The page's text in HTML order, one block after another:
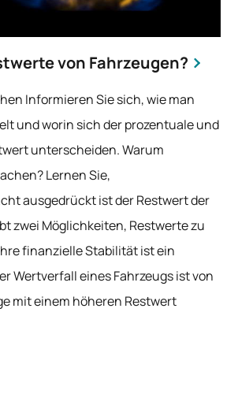
von Fahrzeugen?
Informieren Sie sich, wie man
und worin sich der prozentuale und
unterscheiden. Warum
Lernen Sie,
ausgedrückt ist der Restwert der
zwei Möglichkeiten, Restwerte zu
finanzielle Stabilität ist ein
Wertverfall eines Fahrzeugs ist von
mit einem höheren Restwert